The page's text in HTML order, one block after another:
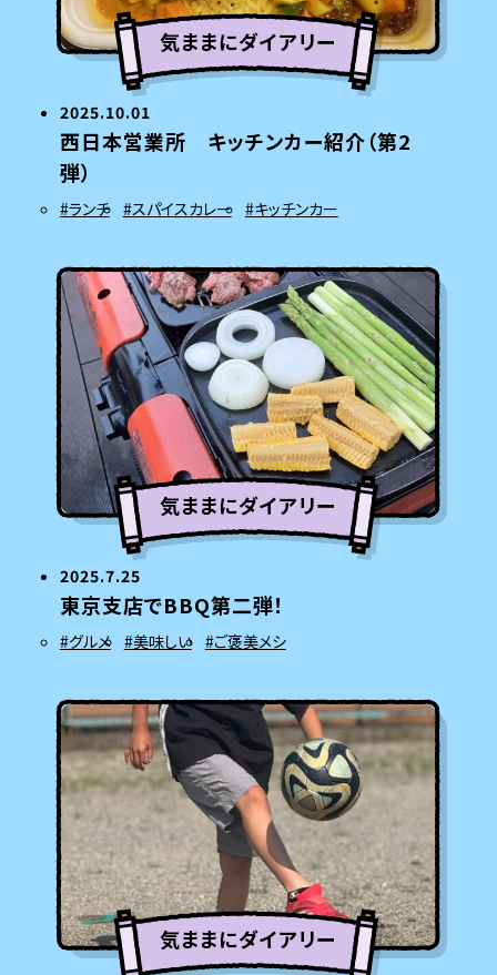
気ままにダイアリー
2025.10.01
西日本営業所 キッチンカー紹介（第2
弾）
#ランチ #スパイスカレー #キッチンカー
気ままにダイアリー
2025.7.25
東京支店でBBQ第二弾！
#グルメ #美味しい #ご褒美メシ
気ままにダイアリー